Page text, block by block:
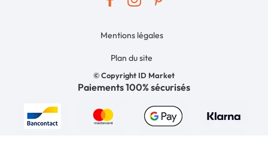
© Copyright ID Market
Mentions légales
Plan du site
Paiements 100% sécurisés